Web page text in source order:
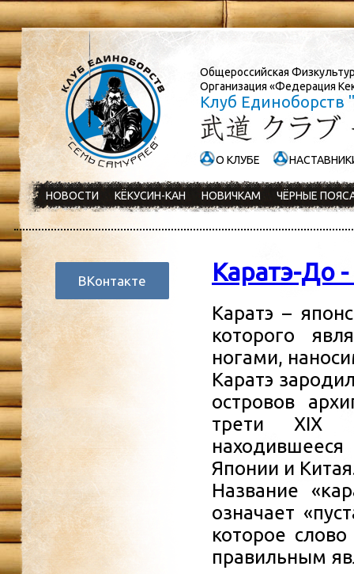
Общероссийская
Организация «Федерация
Клуб Единоборств
О КЛУБЕ
НОВОСТИ КЁКУСИН-КАН НОВИЧКАМ ЧЁРНЫЕ
ВКонтакте Каратэ-До
Каратэ –
которого
ногами,
Каратэ
островов
трети XIX
Японии и
Название
означает
которое
правильным